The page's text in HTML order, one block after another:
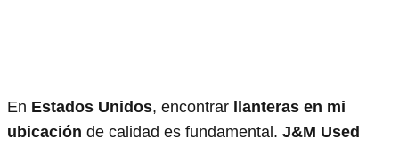
En Estados Unidos, encontrar
llanteras en mi
ubicación de calidad es fundamental. J&M Used